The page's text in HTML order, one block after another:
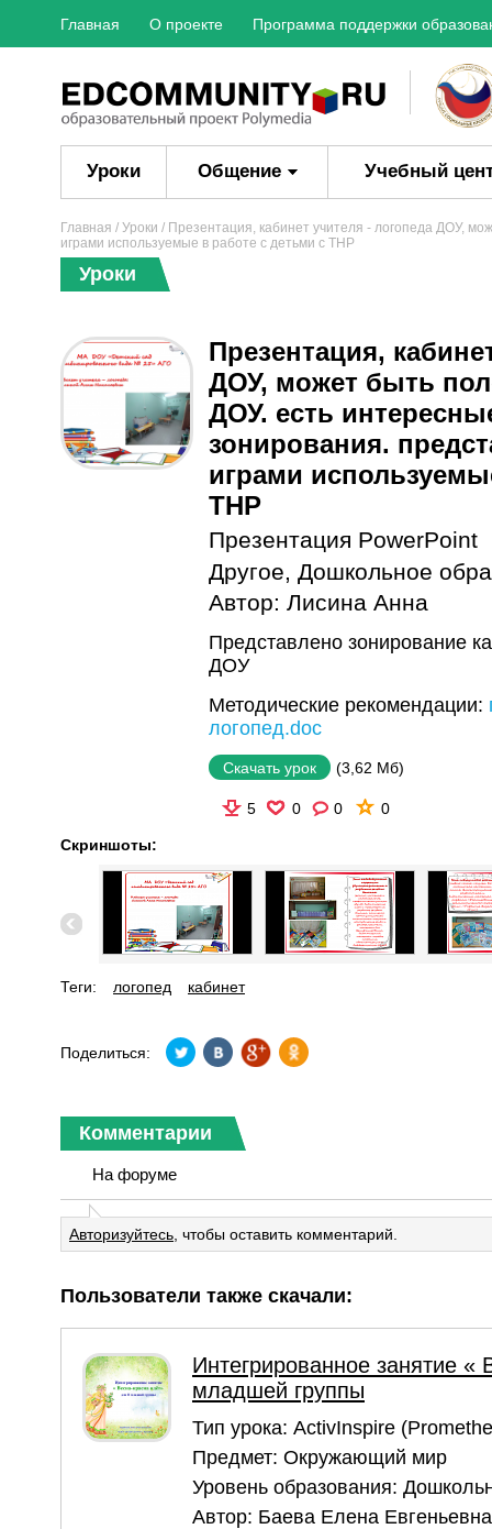
Главная О проекте Программа поддержки
Уроки Общение Учебный
Главная / Уроки / Презентация, кабинет учителя - логопеда ДОУ,
играми используемые в работе с детьми с ТНР
Уроки
Презентация,
ДОУ, может быть
ДОУ. есть
зонирования.
играми
ТНР
Презентация PowerPoint
Другое, Дошкольное
Автор: Лисина Анна
Представлено зонирование
ДОУ
Методические рекомендации:
логопед.doc
Скачать урок (3,62 Мб)
5 0 0 0
Скриншоты:
Теги: логопед кабинет
Поделиться:
Комментарии
На форуме
Авторизуйтесь , чтобы оставить комментарий.
Пользователи также скачали:
Интегрированное занятие «
младшей группы
Тип урока: ActivInspire
Предмет: Окружающий мир
Уровень образования:
Автор: Баева Елена Евгеньевна